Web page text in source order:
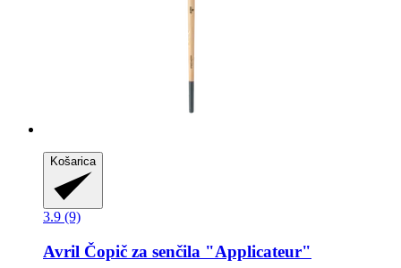
Košarica
3.9 (9)
Avril Čopič za senčila "Applicateur"